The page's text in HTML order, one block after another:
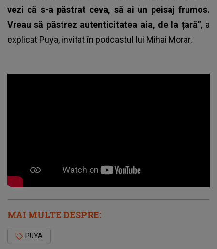
vezi că s-a păstrat ceva, să ai un peisaj frumos.
Vreau să păstrez autenticitatea aia, de la țară”, a
explicat Puya, invitat în podcastul lui Mihai Morar.
MAI MULTE DESPRE:
PUYA